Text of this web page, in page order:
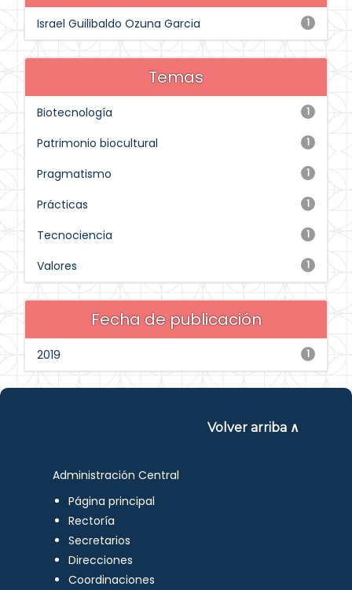
1
Israel Guilibaldo Ozuna Garcia
Temas
1
Biotecnología
1
Patrimonio biocultural
1
Pragmatismo
1
Prácticas
1
Tecnociencia
1
Valores
Fecha de publicación
1
2019
Volver arriba ∧
Administración Central
Página principal
Rectoría
Secretarios
Direcciones
Coordinaciones